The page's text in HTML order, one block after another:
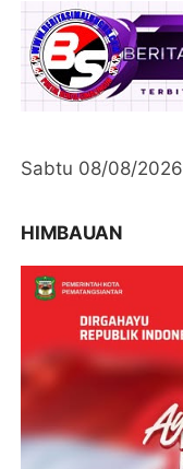
Sabtu 08/08/2026
HIMBAUAN